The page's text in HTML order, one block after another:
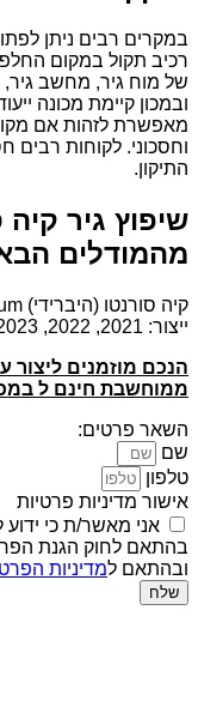
במקרים רבים ניתן
רכיב תקול במקום
ובמכון קיימת מכונה
מאפשרת לזהות אם
וחסכוני. לקוחות רבים
התיקון.
שיפוץ גיר קיה
מהמודלים
ייצור: 2021, 2022, 2023, 2024, 2025, 2026
הנכם מוזמנים
ממוחשבת חינם ל
השאר פרטים:
שם
טלפון
אישור מדיניות פרטיות
אני מאשר/ת כי ידוע
ובהתאם למדיניות
שלח